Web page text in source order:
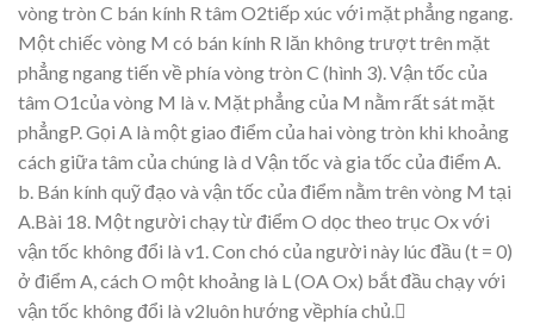
vòngtròn C bán kính R tâm O2tiếp xúc với mặt phẳng ngang.
Mộtchiếc vòng M có bán kính R lăn khôngtrượttrên mặt
phẳngngangtiến về phía vòngtròn C (hình 3).Vận tốc của
tâm O1của vòng M là v. Mặtphẳngcủa M nằm rấtsátmặt
phẳngP.Gọi A là mộtgiao điểm của hai vòngtròn khi khoảng
cách giữa tâm của chúng là d Vận tốc và gia tốc của điểm A.
b. Bán kính quỹđạo và vận tốc của điểm nằm trên vòng M tại
A.Bài 18. Mộtngười chạy từđiểm O dọc theo trục Ox với
vận tốc không đổi là v1. Con chó của người này lúc đầu (t = 0)
ở điểm A,cách O một khoảng là L(OAOx) bắtđầu chạyvới
vận tốc khôngđổi là v2luôn hướngvềphía chủ.